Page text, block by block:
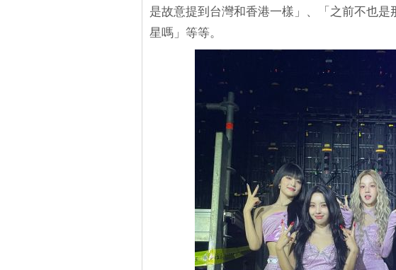
是故意提到台灣和香港一樣」、「之前不也
星嗎」等等。